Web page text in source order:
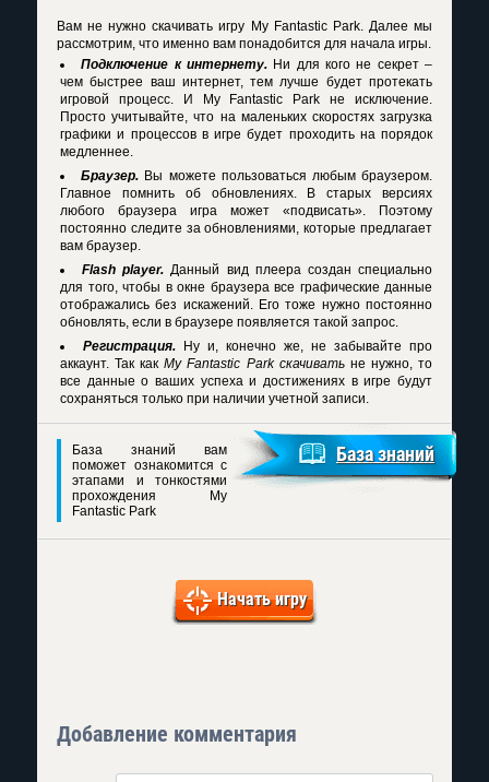
Вам не нужноскачивать игру My Fantastic Park. Далее мы
рассмотрим, что именно вам понадобится для начала игры.
Подключение к интернету. Ни для кого не секрет –
чем быстрее ваш интернет, тем лучше будет протекать
игровой процесс. И My Fantastic Park не исключение.
Просто учитывайте, что на маленьких скоростях загрузка
графики и процессов в игре будет проходить на порядок
медленнее.
Браузер. Вы можете пользоваться любым браузером.
Главное помнить об обновлениях. В старых версиях
любого браузера игра может «подвисать». Поэтому
постоянно следите за обновлениями, которые предлагает
вам браузер.
Flash player. Данный вид плеера создан специально
для того, чтобы в окне браузера все графические данные
отображались без искажений. Его тоже нужно постоянно
обновлять, если в браузере появляется такой запрос.
Регистрация. Ну и, конечно же, не забывайте про
аккаунт. Так какMy Fantastic Park скачиватьне нужно, то
все данные о ваших успеха и достижениях в игре будут
сохраняться только при наличии учетной записи.
База знаний вам
поможет ознакомится с
этапами и тонкостями
прохождения My
Fantastic Park
База знаний
Начать игру
Добавление комментария